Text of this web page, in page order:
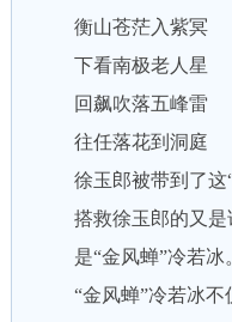
衡山苍茫入紫冥
下看南极老人星
回飙吹落五峰雷
往任落花到洞庭
徐玉郎被带到了这“
搭救徐玉郎的又是
是“金风蝉”冷若冰
“金风蝉”冷若冰不